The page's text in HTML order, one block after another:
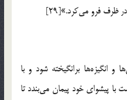
ظرف فرو می‌کرد.»[29]
انگیزه‌ها برانگیخته شود و با
با پیشوای خود پیمان می‌بندد تا